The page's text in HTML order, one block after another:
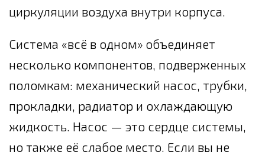
циркуляции воздуха внутри корпуса.
Система «всё в одном» объединяет
несколько компонентов, подверженных
поломкам: механический насос, трубки,
прокладки, радиатор и охлаждающую
жидкость. Насос — это сердце системы,
но также её слабое место. Если вы не